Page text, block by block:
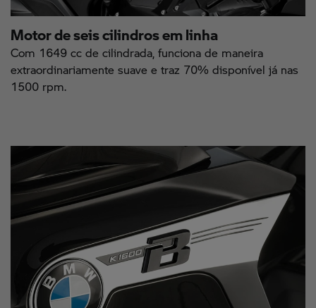
Motor de seis cilindros em linha
Com 1649 cc de cilindrada, funciona de maneira
extraordinariamente suave e traz 70% disponível já nas
1500 rpm.